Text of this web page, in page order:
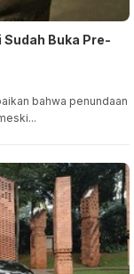
Sudah Buka Pre-
bahwa penundaan